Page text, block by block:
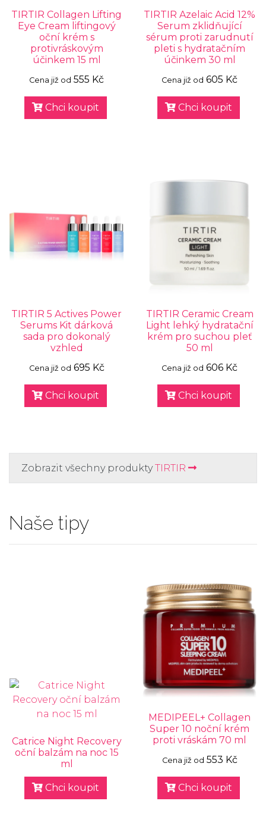
TIRTIR Collagen Lifting
Eye Cream liftingový
oční krém s
protivráskovým
účinkem 15 ml
Cena již od 555 Kč
Chci koupit
TIRTIR Azelaic Acid 12%
Serum zklidňující
sérum proti zarudnutí
pleti s hydratačním
účinkem 30 ml
Cena již od 605 Kč
Chci koupit
TIRTIR 5 Actives Power
Serums Kit dárková
sada pro dokonalý
vzhled
Cena již od 695 Kč
Chci koupit
TIRTIR Ceramic Cream
Light lehký hydratační
krém pro suchou pleť
50 ml
Cena již od 606 Kč
Chci koupit
Zobrazit všechny produktyTIRTIR
Naše tipy
Catrice Night Recovery
oční balzám na noc 15
ml
Chci koupit
MEDIPEEL+ Collagen
Super 10 noční krém
proti vráskám 70 ml
Cena již od 553 Kč
Chci koupit